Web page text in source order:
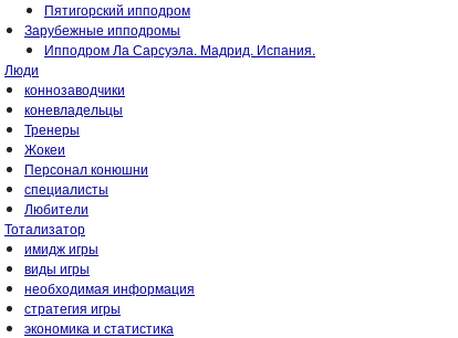
Пятигорский ипподром
Зарубежные ипподромы
Ипподром Ла Сарсуэла. Мадрид. Испания.
Люди
коннозаводчики
коневладельцы
Тренеры
Жокеи
Персонал конюшни
специалисты
Любители
Тотализатор
имидж игры
виды игры
необходимая информация
стратегия игры
экономика и статистика